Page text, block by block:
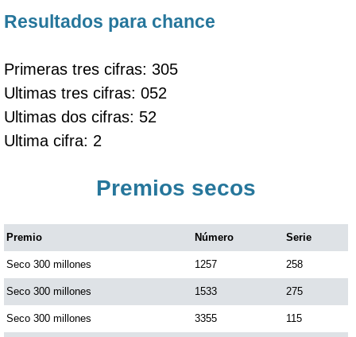
Resultados para chance
Primeras tres cifras: 305
Ultimas tres cifras: 052
Ultimas dos cifras: 52
Ultima cifra: 2
Premios secos
Premio Número Serie
Seco 300 millones 1257 258
Seco 300 millones 1533 275
Seco 300 millones 3355 115